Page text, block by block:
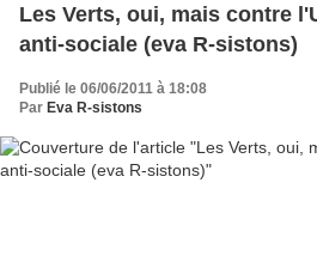
Les Verts, oui, mais contre
anti-sociale (eva R-sistons)
Publié le 06/06/2011 à 18:08
Par Eva R-sistons